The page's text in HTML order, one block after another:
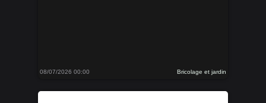
08/07/2026 00:00 Bricolage et jardin